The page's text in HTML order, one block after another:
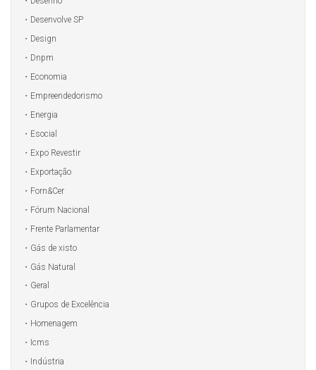
Desenvolve SP
Design
Dnpm
Economia
Empreendedorismo
Energia
Esocial
Expo Revestir
Exportação
Forn&Cer
Fórum Nacional
Frente Parlamentar
Gás de xisto
Gás Natural
Geral
Grupos de Excelência
Homenagem
Icms
Indústria